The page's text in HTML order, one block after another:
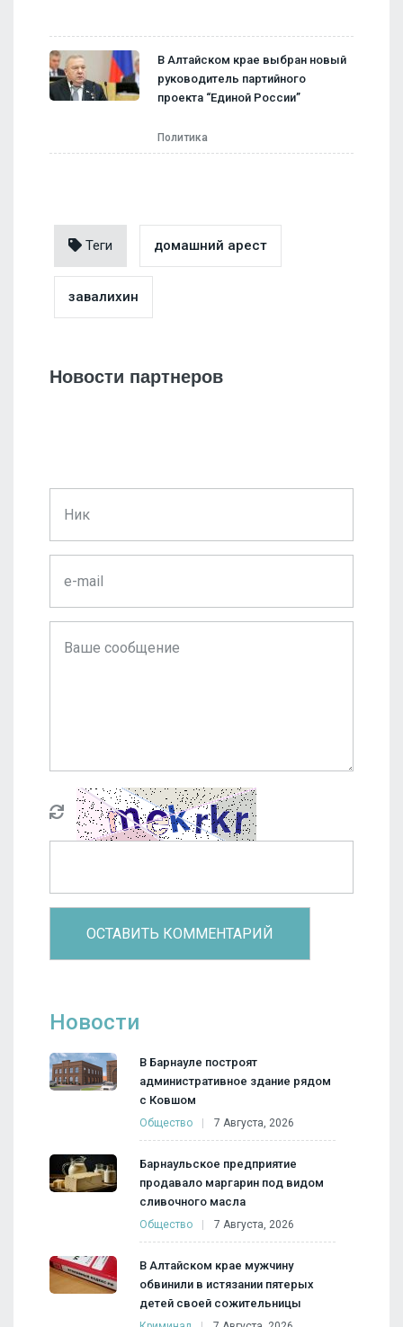
В Алтайском крае выбран новый
руководитель партийного
проекта “Единой России”
Политика
Теги домашний арест
завалихин
Новости партнеров
Новости
В Барнауле построят
административное здание рядом
с Ковшом
Общество 7 Августа, 2026
Барнаульское предприятие
продавало маргарин под видом
сливочного масла
Общество 7 Августа, 2026
В Алтайском крае мужчину
обвинили в истязании пятерых
детей своей сожительницы